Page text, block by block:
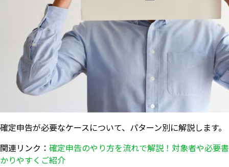
確定申告が必要なケースについて、パターン別に解説します。
関連リンク： 確定申告のやり方を流れで解説！対象者や必要
かりやすくご紹介